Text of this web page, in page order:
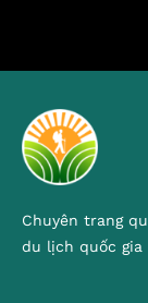
Chuyên trang
du lịch quốc gia